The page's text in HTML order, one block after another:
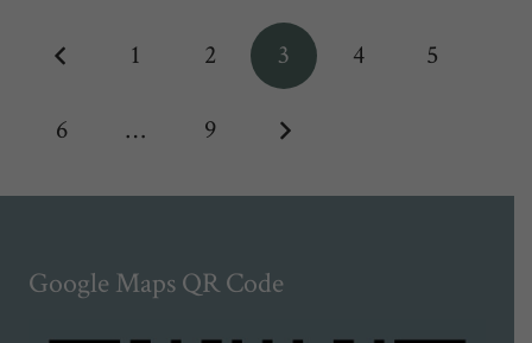
1 2 3 4 5
6 … 9
Google Maps QR Code